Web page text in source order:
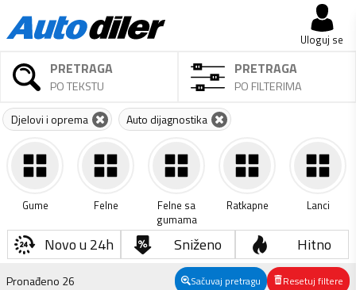
Uloguj se
PRETRAGA
PO TEKSTU
PRETRAGA
PO FILTERIMA
Djelovi i oprema Auto dijagnostika
Gume Felne
Felne sa
gumama
Ratkapne Lanci
Novo u 24h Sniženo Hitno
Pronađeno 26 Sačuvaj pretragu Resetuj filtere